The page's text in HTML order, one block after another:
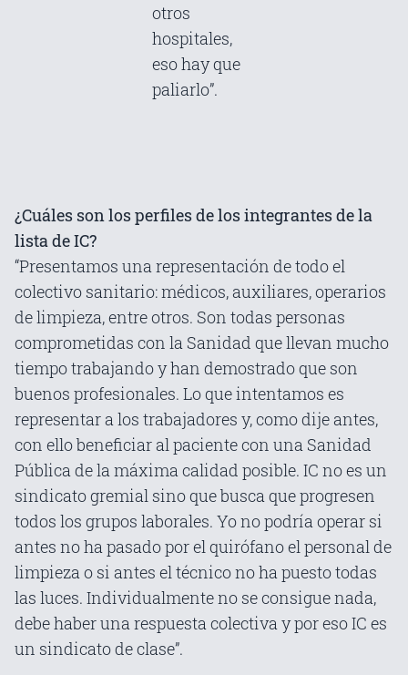
otros
hospitales,
eso hay que
paliarlo”.
¿Cuáles son los perfiles de los integrantes de la
lista de IC?
“Presentamos una representación de todo el
colectivo sanitario: médicos, auxiliares, operarios
de limpieza, entre otros. Son todas personas
comprometidas con la Sanidad que llevan mucho
tiempo trabajando y han demostrado que son
buenos profesionales. Lo que intentamos es
representar a los trabajadores y, como dije antes,
con ello beneficiar al paciente con una Sanidad
Pública de la máxima calidad posible. IC no es un
sindicato gremial sino que busca que progresen
todos los grupos laborales. Yo no podría operar si
antes no ha pasado por el quirófano el personal de
limpieza o si antes el técnico no ha puesto todas
las luces. Individualmente no se consigue nada,
debe haber una respuesta colectiva y por eso IC es
un sindicato de clase”.